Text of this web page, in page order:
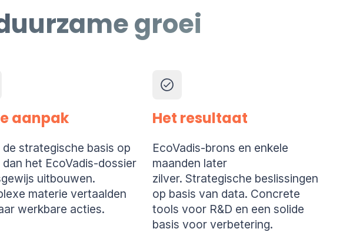
groei
aanpak
de strategische basis op
het EcoVadis-dossier
uitbouwen.
materie vertaalden
werkbare acties.
Het resultaat
EcoVadis-brons en enkele
maanden later
zilver. Strategische beslissingen
op basis van data. Concrete
tools voor R&D en een solide
basis voor verbetering.